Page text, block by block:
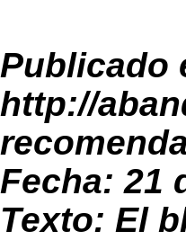
Publicado
http://
Fecha: 21
Texto: El